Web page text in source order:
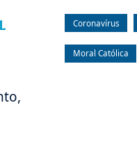
Coronavírus
Moral Católica